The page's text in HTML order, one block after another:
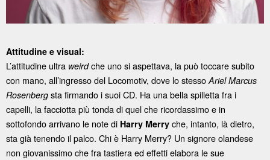
Attitudine e visual:
L’attitudine ultra weirdche uno si aspettava, la può toccare subito
con mano, all’ingresso del Locomotiv, dove lo stesso Ariel Marcus
Rosenberg sta firmando i suoi CD. Ha una bella spilletta fra i
capelli, la facciotta più tonda di quel che ricordassimo e in
sottofondo arrivano le note di Harry Merry che, intanto, là dietro,
sta già tenendo il palco. Chi è Harry Merry? Un signore olandese
non giovanissimo che fra tastiera ed effetti elabora le sue